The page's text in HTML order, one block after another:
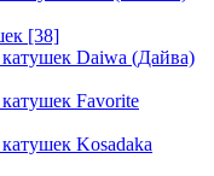
[38]
Daiwa (Дайва)
Favorite
Kosadaka